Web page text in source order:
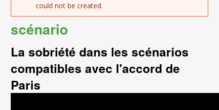
could not be created.
scénario
La sobriété dans les scénarios
compatibles avec l'accord de
Paris